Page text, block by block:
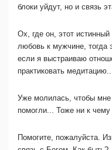
блоки уйдут, но и связь
Ох, где он, этот
любовь к мужчине, тогда
если я выстраиваю
практиковать
Уже молилась, чтобы
помогли... Тоже ни к чему
Помогите, пожалуйста.